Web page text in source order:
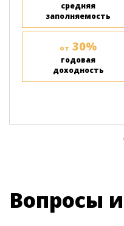
средняя
заполняемость
от 30%
годовая
доходность
Вопросы и